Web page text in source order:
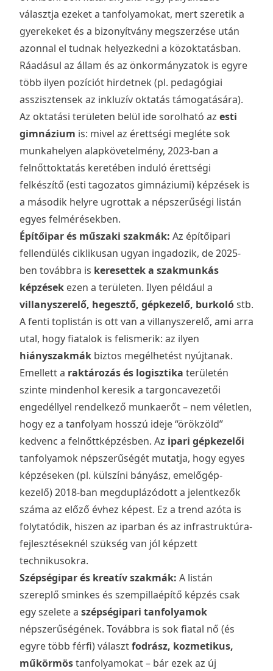
választja ezeket a tanfolyamokat, mert szeretik a
gyerekeket és a bizonyítvány megszerzése után
azonnal el tudnak helyezkedni a közoktatásban.
Ráadásul az állam és az önkormányzatok is egyre
több ilyen pozíciót hirdetnek (pl. pedagógiai
asszisztensek az inkluzív oktatás támogatására).
Az oktatási területen belül ide sorolható az esti
gimnázium is: mivel az érettségi megléte sok
munkahelyen alapkövetelmény, 2023-ban a
felnőttoktatás keretében induló érettségi
felkészítő (esti tagozatos gimnáziumi) képzések is
a második helyre ugrottak a népszerűségi listán
egyes felmérésekben.
Építőipar és műszaki szakmák: Az építőipari
fellendülés ciklikusan ugyan ingadozik, de 2025-
ben továbbra is keresettek a szakmunkás
képzések ezen a területen. Ilyen például a
villanyszerelő, hegesztő, gépkezelő, burkolóstb.
A fenti toplistán is ott van a villanyszerelő, ami arra
utal, hogy fiatalok is felismerik: az ilyen
hiányszakmák biztos megélhetést nyújtanak.
Emellett a raktározás és logisztika területén
szinte mindenhol keresik a targoncavezetői
engedéllyel rendelkező munkaerőt – nem véletlen,
hogy ez a tanfolyam hosszú ideje “örökzöld”
kedvenc a felnőttképzésben. Az ipari gépkezelői
tanfolyamok népszerűségét mutatja, hogy egyes
képzéseken (pl. külszíni bányász, emelőgép-
kezelő) 2018-ban megduplázódott a jelentkezők
száma az előző évhez képest. Ez a trend azóta is
folytatódik, hiszen az iparban és az infrastruktúra-
fejlesztéseknél szükség van jól képzett
technikusokra.
Szépségipar és kreatív szakmák: A listán
szereplő sminkes és szempillaépítő képzés csak
egy szelete a szépségipari tanfolyamok
népszerűségének. Továbbra is sok fiatal nő (és
egyre több férfi) választfodrász, kozmetikus,
műkörmöstanfolyamokat – bár ezek az új